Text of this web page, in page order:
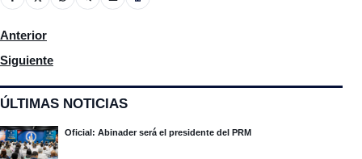
ÚLTIMAS NOTICIAS
Oficial: Abinader será el presidente del PRM
Artículo anterior: Es oficial: Jason Momoa y Lisa Bonet se
Anterior
Artículo siguiente: Adam Sandler, el actor mejor pagado de
Siguiente